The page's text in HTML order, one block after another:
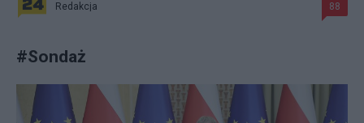
Redakcja 88
#Sondaż